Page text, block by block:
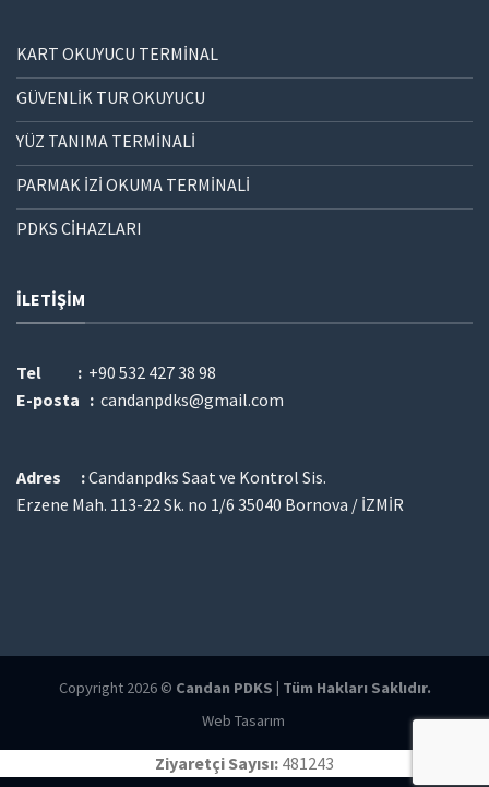
KART OKUYUCU TERMİNAL
GÜVENLİK TUR OKUYUCU
YÜZ TANIMA TERMİNALİ
PARMAK İZİ OKUMA TERMİNALİ
PDKS CİHAZLARI
İLETIŞIM
Tel : +90 532 427 38 98
E-posta : candanpdks@gmail.com
Adres :Candanpdks Saat ve Kontrol Sis.
Erzene Mah. 113-22 Sk. no 1/6 35040 Bornova / İZMİR
Copyright 2026 © Candan PDKS | Tüm Hakları Saklıdır.
Web Tasarım
Ziyaretçi Sayısı: 481243